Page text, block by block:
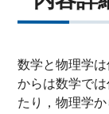
数学と物理学
からは数学で
たり，物理学